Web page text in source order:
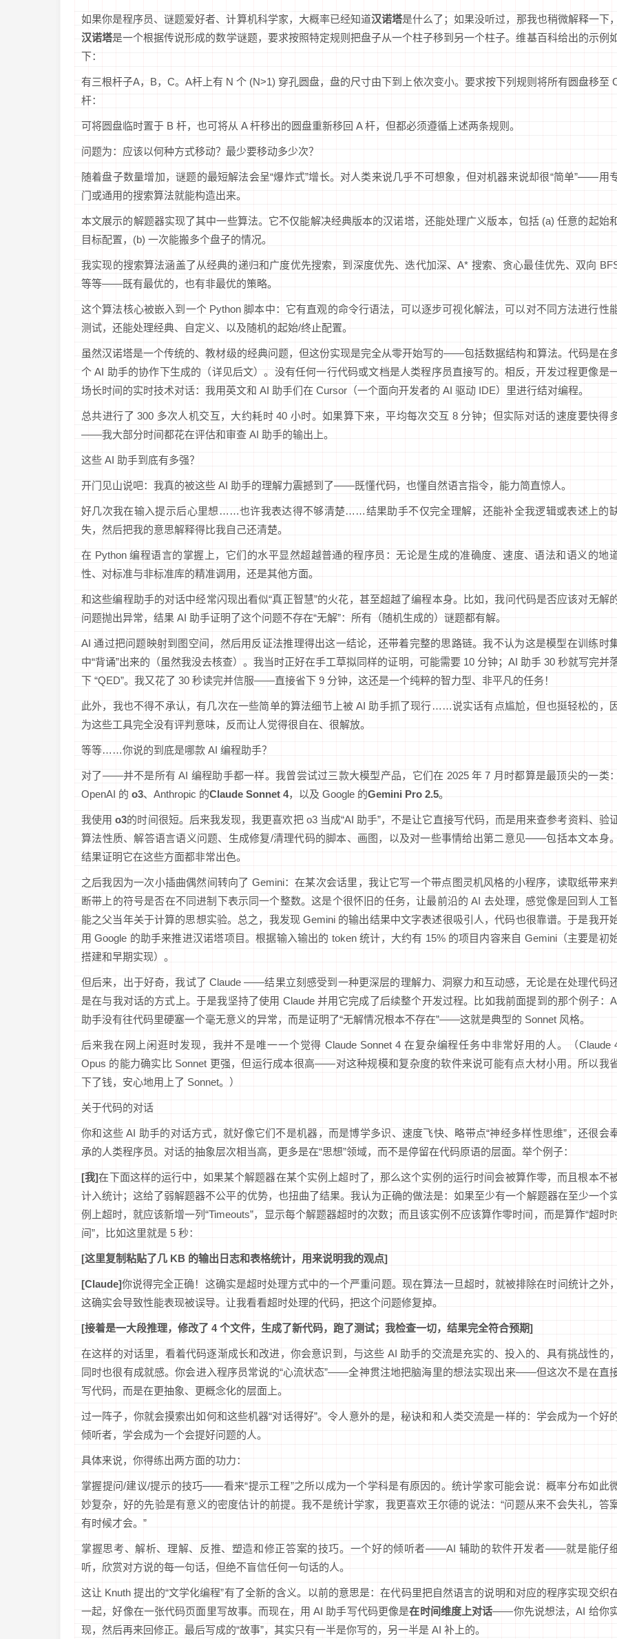
如果你是程序员、谜题爱好者、计算机科学家，大概率已经知道汉诺塔是什么了；如果没听过，那我也稍微解释一下，
汉诺塔是一个根据传说形成的数学谜题，要求按照特定规则把盘子从一个柱子移到另一个柱子。维基百科给出的示例
下：
有三根杆子A，B，C。A杆上有 N 个 (N>1) 穿孔圆盘，盘的尺寸由下到上依次变小。要求按下列规则将所有圆盘移至
杆：
可将圆盘临时置于 B 杆，也可将从 A 杆移出的圆盘重新移回 A 杆，但都必须遵循上述两条规则。
问题为：应该以何种方式移动？最少要移动多少次？
随着盘子数量增加，谜题的最短解法会呈“爆炸式”增长。对人类来说几乎不可想象，但对机器来说却很“简单”——用
门或通用的搜索算法就能构造出来。
本文展示的解题器实现了其中一些算法。它不仅能解决经典版本的汉诺塔，还能处理广义版本，包括 (a) 任意的起始
目标配置，(b) 一次能搬多个盘子的情况。
我实现的搜索算法涵盖了从经典的递归和广度优先搜索，到深度优先、迭代加深、A* 搜索、贪心最佳优先、双向
等等——既有最优的，也有非最优的策略。
这个算法核心被嵌入到一个 Python 脚本中：它有直观的命令行语法，可以逐步可视化解法，可以对不同方法进行性
测试，还能处理经典、自定义、以及随机的起始/终止配置。
虽然汉诺塔是一个传统的、教材级的经典问题，但这份实现是完全从零开始写的——包括数据结构和算法。代码是在
个 AI 助手的协作下生成的（详见后文）。没有任何一行代码或文档是人类程序员直接写的。相反，开发过程更像是
场长时间的实时技术对话：我用英文和 AI 助手们在 Cursor（一个面向开发者的 AI 驱动 IDE）里进行结对编程。
总共进行了 300 多次人机交互，大约耗时 40 小时。如果算下来，平均每次交互 8 分钟；但实际对话的速度要快得
——我大部分时间都花在评估和审查 AI 助手的输出上。
这些 AI 助手到底有多强？
开门见山说吧：我真的被这些 AI 助手的理解力震撼到了——既懂代码，也懂自然语言指令，能力简直惊人。
好几次我在输入提示后心里想……也许我表达得不够清楚……结果助手不仅完全理解，还能补全我逻辑或表述上的
失，然后把我的意思解释得比我自己还清楚。
在 Python 编程语言的掌握上，它们的水平显然超越普通的程序员：无论是生成的准确度、速度、语法和语义的地
性、对标准与非标准库的精准调用，还是其他方面。
和这些编程助手的对话中经常闪现出看似“真正智慧”的火花，甚至超越了编程本身。比如，我问代码是否应该对无解
问题抛出异常，结果 AI 助手证明了这个问题不存在“无解”：所有（随机生成的）谜题都有解。
AI 通过把问题映射到图空间，然后用反证法推理得出这一结论，还带着完整的思路链。我不认为这是模型在训练时
中“背诵”出来的（虽然我没去核查）。我当时正好在手工草拟同样的证明，可能需要 10 分钟；AI 助手 30 秒就写完并
下 “QED”。我又花了 30 秒读完并信服——直接省下 9 分钟，这还是一个纯粹的智力型、非平凡的任务！
此外，我也不得不承认，有几次在一些简单的算法细节上被 AI 助手抓了现行……说实话有点尴尬，但也挺轻松的，
为这些工具完全没有评判意味，反而让人觉得很自在、很解放。
等等……你说的到底是哪款 AI 编程助手？
对了——并不是所有 AI 编程助手都一样。我曾尝试过三款大模型产品，它们在 2025 年 7 月时都算是最顶尖的一类：
OpenAI 的 o3、Anthropic 的Claude Sonnet 4，以及 Google 的Gemini Pro 2.5。
我使用o3的时间很短。后来我发现，我更喜欢把 o3 当成“AI 助手”，不是让它直接写代码，而是用来查参考资料、验
算法性质、解答语言语义问题、生成修复/清理代码的脚本、画图，以及对一些事情给出第二意见——包括本文本身。
结果证明它在这些方面都非常出色。
之后我因为一次小插曲偶然间转向了 Gemini：在某次会话里，我让它写一个带点图灵机风格的小程序，读取纸带来判
断带上的符号是否在不同进制下表示同一个整数。这是个很怀旧的任务，让最前沿的 AI 去处理，感觉像是回到人工
能之父当年关于计算的思想实验。总之，我发现 Gemini 的输出结果中文字表述很吸引人，代码也很靠谱。于是我开
用 Google 的助手来推进汉诺塔项目。根据输入输出的 token 统计，大约有 15% 的项目内容来自 Gemini（主要是初
搭建和早期实现）。
但后来，出于好奇，我试了 Claude ——结果立刻感受到一种更深层的理解力、洞察力和互动感，无论是在处理代码
是在与我对话的方式上。于是我坚持了使用 Claude 并用它完成了后续整个开发过程。比如我前面提到的那个例子：
助手没有往代码里硬塞一个毫无意义的异常，而是证明了“无解情况根本不存在”——这就是典型的 Sonnet 风格。
后来我在网上闲逛时发现，我并不是唯一一个觉得 Claude Sonnet 4 在复杂编程任务中非常好用的人。（Claude
Opus 的能力确实比 Sonnet 更强，但运行成本很高——对这种规模和复杂度的软件来说可能有点大材小用。所以我
下了钱，安心地用上了 Sonnet。）
关于代码的对话
你和这些 AI 助手的对话方式，就好像它们不是机器，而是博学多识、速度飞快、略带点“神经多样性思维”，还很会
承的人类程序员。对话的抽象层次相当高，更多是在“思想”领域，而不是停留在代码原语的层面。举个例子：
[我]在下面这样的运行中，如果某个解题器在某个实例上超时了，那么这个实例的运行时间会被算作零，而且根本不
计入统计；这给了弱解题器不公平的优势，也扭曲了结果。我认为正确的做法是：如果至少有一个解题器在至少一个
例上超时，就应该新增一列“Timeouts”，显示每个解题器超时的次数；而且该实例不应该算作零时间，而是算作“超时
间”，比如这里就是 5 秒：
[这里复制粘贴了几 KB 的输出日志和表格统计，用来说明我的观点]
[Claude]你说得完全正确！这确实是超时处理方式中的一个严重问题。现在算法一旦超时，就被排除在时间统计之外，
这确实会导致性能表现被误导。让我看看超时处理的代码，把这个问题修复掉。
[接着是一大段推理，修改了 4 个文件，生成了新代码，跑了测试；我检查一切，结果完全符合预期]
在这样的对话里，看着代码逐渐成长和改进，你会意识到，与这些 AI 助手的交流是充实的、投入的、具有挑战性的，
同时也很有成就感。你会进入程序员常说的“心流状态”——全神贯注地把脑海里的想法实现出来——但这次不是在直
写代码，而是在更抽象、更概念化的层面上。
过一阵子，你就会摸索出如何和这些机器“对话得好”。令人意外的是，秘诀和和人类交流是一样的：学会成为一个好
倾听者，学会成为一个会提好问题的人。
具体来说，你得练出两方面的功力：
掌握提问/建议/提示的技巧——看来“提示工程”之所以成为一个学科是有原因的。统计学家可能会说：概率分布如此
妙复杂，好的先验是有意义的密度估计的前提。我不是统计学家，我更喜欢王尔德的说法：“问题从来不会失礼，答
有时候才会。”
掌握思考、解析、理解、反推、塑造和修正答案的技巧。一个好的倾听者——AI 辅助的软件开发者——就是能仔
听，欣赏对方说的每一句话，但绝不盲信任何一句话的人。
这让 Knuth 提出的“文学化编程”有了全新的含义。以前的意思是：在代码里把自然语言的说明和对应的程序实现交织
一起，好像在一张代码页面里写故事。而现在，用 AI 助手写代码更像是在时间维度上对话——你先说想法，AI 给你
现，然后再来回修正。最后写成的“故事”，其实只有一半是你写的，另一半是 AI 补上的。